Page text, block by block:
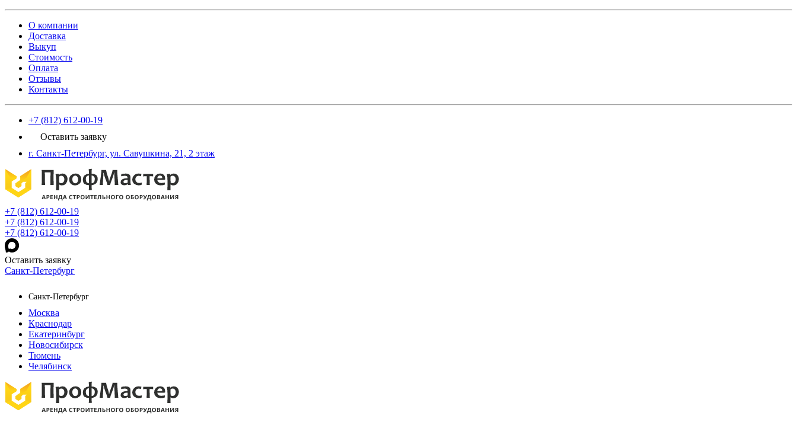
О компании
Доставка
Выкуп
Стоимость
Оплата
Отзывы
Контакты
+7 (812) 612-00-19
Оставить заявку
г. Санкт-Петербург, ул. Савушкина, 21, 2 этаж
+7 (812) 612-00-19
+7 (812) 612-00-19
+7 (812) 612-00-19
Оставить заявку
Санкт-Петербург
Санкт-Петербург
Москва
Краснодар
Екатеринбург
Новосибирск
Тюмень
Челябинск